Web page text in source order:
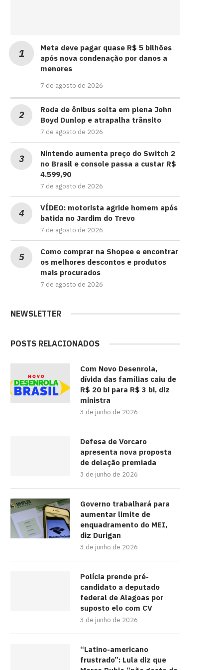
Meta deve pagar quase R$ 5 bilhões
após nova condenação por danos a
menores
7 de agosto de 2026
Roda de ônibus solta em plena John
Boyd Dunlop e atrapalha trânsito
7 de agosto de 2026
Nintendo aumenta preço do Switch 2
no Brasil e console passa a custar R$
4.599,90
7 de agosto de 2026
VÍDEO: motorista agride homem após
batida no Jardim do Trevo
7 de agosto de 2026
Como comprar na Shopee e encontrar
os melhores descontos e produtos
mais procurados
7 de agosto de 2026
NEWSLETTER
POSTS RELACIONADOS
Com Novo Desenrola,
dívida das famílias caiu de
R$ 20 bi para R$ 3 bi, diz
ministra
3 de junho de 2026
Defesa de Vorcaro
apresenta nova proposta
de delação premiada
3 de junho de 2026
Governo trabalhará para
aumentar limite de
enquadramento do MEI,
diz Durigan
3 de junho de 2026
Polícia prende pré-
candidato a deputado
federal de Alagoas por
suposto elo com CV
3 de junho de 2026
“Latino-americano
frustrado”: Lula diz que